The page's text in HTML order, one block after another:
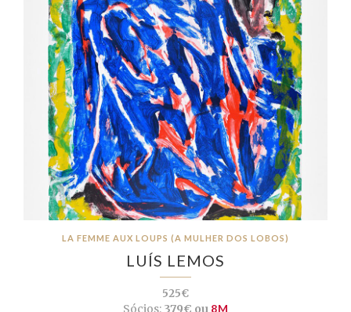
LA FEMME AUX LOUPS (A MULHER DOS LOBOS)
LUÍS LEMOS
525€
Sócios:379€ ou 8M